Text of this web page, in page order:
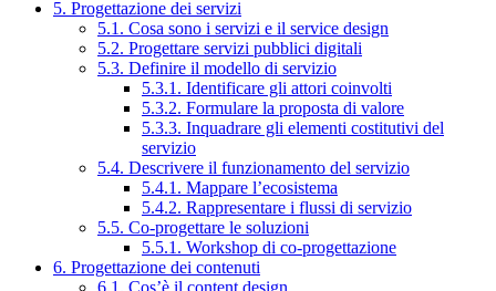
5. Progettazione dei servizi
5.1. Cosa sono i servizi e il service design
5.2. Progettare servizi pubblici digitali
5.3. Definire il modello di servizio
5.3.1. Identificare gli attori coinvolti
5.3.2. Formulare la proposta di valore
5.3.3. Inquadrare gli elementi costitutivi del
servizio
5.4. Descrivere il funzionamento del servizio
5.4.1. Mappare l’ecosistema
5.4.2. Rappresentare i flussi di servizio
5.5. Co-progettare le soluzioni
5.5.1. Workshop di co-progettazione
6. Progettazione dei contenuti
6.1. Cos’è il content design